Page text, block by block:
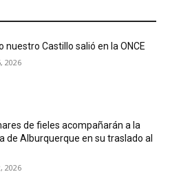
nuestro Castillo salió en la ONCE
2026
de fieles acompañarán a la
de Alburquerque en su traslado al
2026